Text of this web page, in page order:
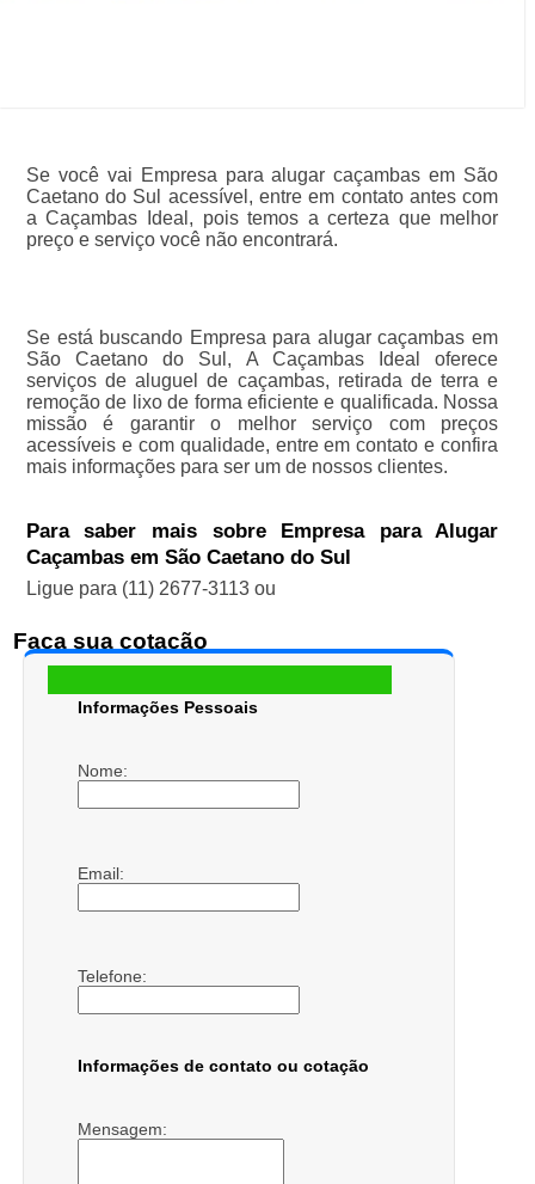
Se você vai Empresa para alugar caçambas em São
Caetano do Sul acessível, entre em contato antes com
a Caçambas Ideal, pois temos a certeza que melhor
preço e serviço você não encontrará.
Se está buscando Empresa para alugar caçambas em
São Caetano do Sul, A Caçambas Ideal oferece
serviços de aluguel de caçambas, retirada de terra e
remoção de lixo de forma eficiente e qualificada. Nossa
missão é garantir o melhor serviço com preços
acessíveis e com qualidade, entre em contato e confira
mais informações para ser um de nossos clientes.
Para saber mais sobre Empresa para Alugar
Caçambas em São Caetano do Sul
Ligue para (11) 2677-3113ou
Faça sua cotação
Informações Pessoais
Nome:
Email:
Telefone:
Informações de contato ou cotação
Mensagem: